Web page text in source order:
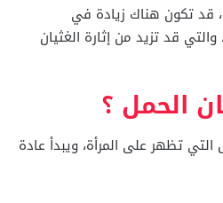
قد تكون هناك زيادة في
قد تزيد من إثارة الغثيان
الحمل ؟
تظهر على المرأة، ويبدأ عادة